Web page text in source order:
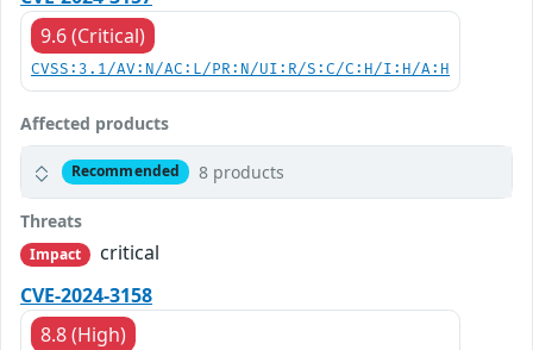
9.6 (Critical)
CVSS:3.1/AV:N/AC:L/PR:N/UI:R/S:C/C:H/I:H/A:H
Affected products
Recommended 8 products
Threats
Impact
critical
CVE-2024-3158
8.8 (High)